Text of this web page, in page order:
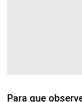
Para que